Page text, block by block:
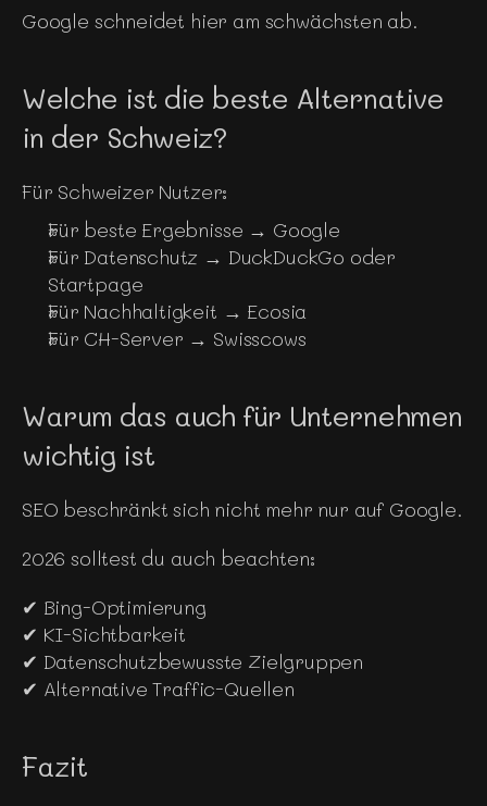
Google schneidet hier am schwächsten ab.
Welche ist die beste Alternative
in der Schweiz?
Für Schweizer Nutzer:
Für beste Ergebnisse → Google
Für Datenschutz → DuckDuckGo oder
Startpage
Für Nachhaltigkeit → Ecosia
Für CH-Server → Swisscows
Warum das auch für Unternehmen
wichtig ist
SEO beschränkt sich nicht mehr nur auf Google.
2026 solltest du auch beachten:
✔ Bing-Optimierung
✔ KI-Sichtbarkeit
✔ Datenschutzbewusste Zielgruppen
✔ Alternative Traffic-Quellen
Fazit